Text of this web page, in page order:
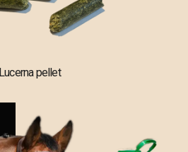
Lucerna pellet